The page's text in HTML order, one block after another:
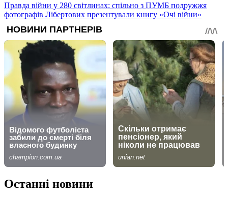
Правда війни у 280 світлинах: спільно з ПУМБ подружжя
фотографів Лібертових презентували книгу «Очі війни»
Останні новини